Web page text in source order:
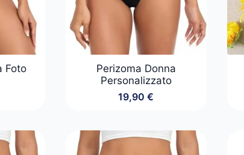
Foto
Perizoma Donna
Personalizzato
19,90€